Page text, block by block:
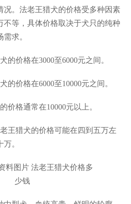
况。法老王猎犬的价格受多种因素
不等，具体价格取决于犬只的纯种
求。
价格在3000至6000元之间。
价格在6000至10000元之间。
格通常在10000元以上。
猎犬的价格可能在四到五万左
。